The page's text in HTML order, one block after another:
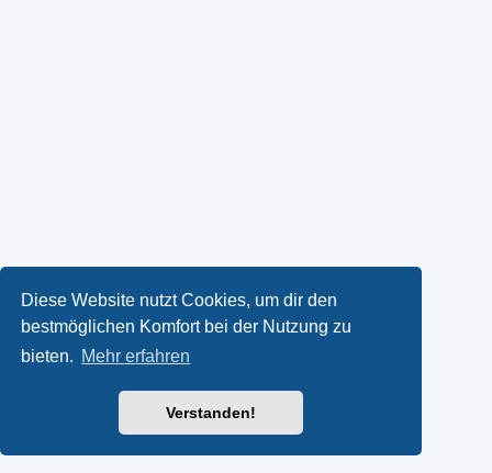
Diese Website nutzt Cookies, um dir den
bestmöglichen Komfort bei der Nutzung zu
bieten. Mehr erfahren
Verstanden!